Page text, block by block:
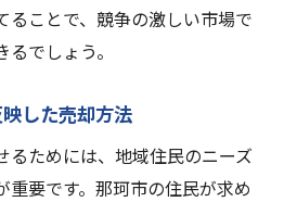
ることで、競争の激しい市場で
でしょう。
した売却方法
るためには、地域住民のニーズ
重要です。那珂市の住民が求め